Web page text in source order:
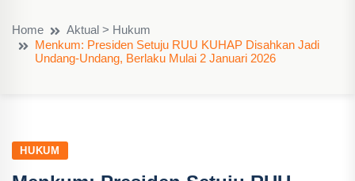
Home
Aktual > Hukum
Menkum: Presiden Setuju RUU KUHAP Disahkan Jadi
Undang-Undang, Berlaku Mulai 2 Januari 2026
HUKUM